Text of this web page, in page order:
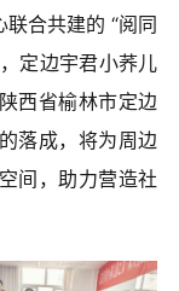
合共建的 “阅同
定边宇君小荞儿
西省榆林市定边
落成，将为周边
间，助力营造社